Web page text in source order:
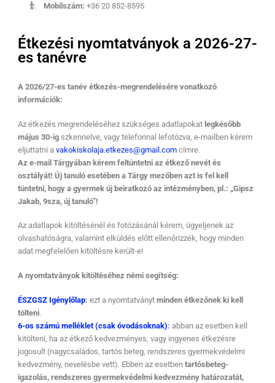
Mobilszám: +36 20 852-8595
Étkezési nyomtatványok a 2026-27-
es tanévre
A 2026/27-es tanév étkezés-megrendelésére vonatkozó
információk:
Az étkezés megrendeléséhez szükséges adatlapokat legkésőbb
május 30-igszkennelve, vagy telefonnal lefotózva, e-mailben kérem
eljuttatni a vakokiskolaja.etkezes@gmail.comcímre.
Az e-mail Tárgyában kérem feltüntetni az étkező nevét és
osztályát! Új tanuló esetében a Tárgy mezőben azt is fel kell
tüntetni, hogy a gyermek új beiratkozó az intézményben, pl.: „Gipsz
Jakab, 9sza, új tanuló”!
Az adatlapok kitöltésénél és fotózásánál kérem, ügyeljenek az
olvashatóságra, valamint elküldés előtt ellenőrizzék, hogy minden
adat megfelelően kitöltésre került-e!
A nyomtatványok kitöltéséhez némi segítség:
ÉSZGSZ Igénylőlap: ezt a nyomtatványt minden étkezőnek ki kell
tölteni.
6-os számú melléklet (csak óvodásoknak): abban az esetben kell
kitölteni, ha az étkező kedvezményes, vagy ingyenes étkezésre
jogosult (nagycsaládos, tartós beteg, rendszeres gyermekvédelmi
kedvezmény, nevelésbe vett). Ebben az esetben tartósbeteg-
igazolás, rendszeres gyermekvédelmi kedvezmény határozatát,